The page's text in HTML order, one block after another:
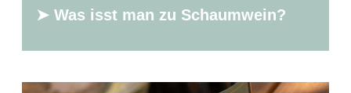
➤ Was isst man zu Schaumwein?